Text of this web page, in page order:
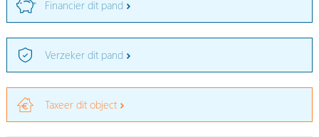
Financier dit pand
Verzeker dit pand
Taxeer dit object